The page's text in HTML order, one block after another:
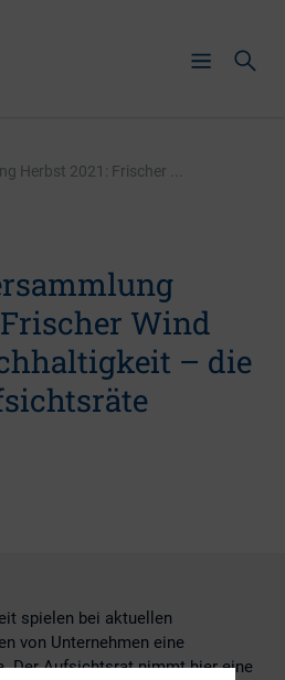
Herbst 2021: Frischer ...
Wind
– die
spielen bei aktuellen
von Unternehmen eine
Der Aufsichtsrat nimmt hier eine